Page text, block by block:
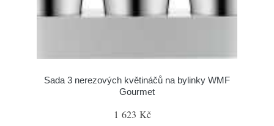
Sada 3 nerezových květináčů na bylinky WMF
Gourmet
1 623 Kč